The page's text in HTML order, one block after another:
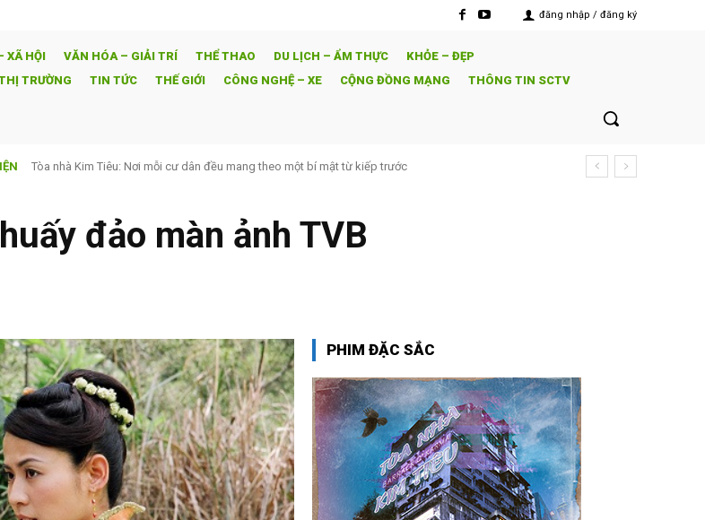
đăng nhập / đăng ký
XÃ HỘI VĂN HÓA – GIẢI TRÍ THỂ THAO DU LỊCH – ẨM THỰC
KHỎE – ĐẸP
TRƯỜNG
TIN TỨC THẾ GIỚI CÔNG NGHỆ – XE CỘNG ĐỒNG MẠNG THÔNG TIN SCTV
Tòa nhà Kim Tiêu: Nơi mỗi cư dân đều mang theo một bí mật từ kiếp trước
Hoa vẫn nở mùa đông – Hành trình vượt lên nghịch cảnh để tìm lại hạnh phúc
đảo màn ảnh TVB
PHIM ĐẶC SẮC